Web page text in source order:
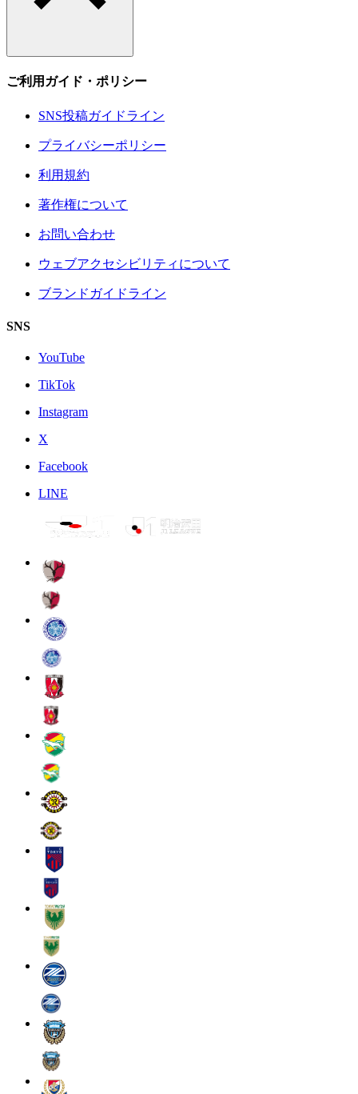
ご利用ガイド・ポリシー
SNS投稿ガイドライン
プライバシーポリシー
利用規約
著作権について
お問い合わせ
ウェブアクセシビリティについて
ブランドガイドライン
SNS
YouTube
TikTok
Instagram
X
Facebook
LINE